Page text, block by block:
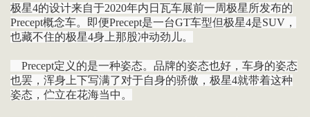
极星4的设计来自于2020年内日瓦车展前一周极星所发布的
Precept概念车。即便Precept是一台GT车型但极星4是SUV，
也藏不住的极星4身上那股冲动劲儿。
Precept定义的是一种姿态。品牌的姿态也好，车身的姿态
也罢，浑身上下写满了对于自身的骄傲，极星4就带着这种
姿态，伫立在花海当中。